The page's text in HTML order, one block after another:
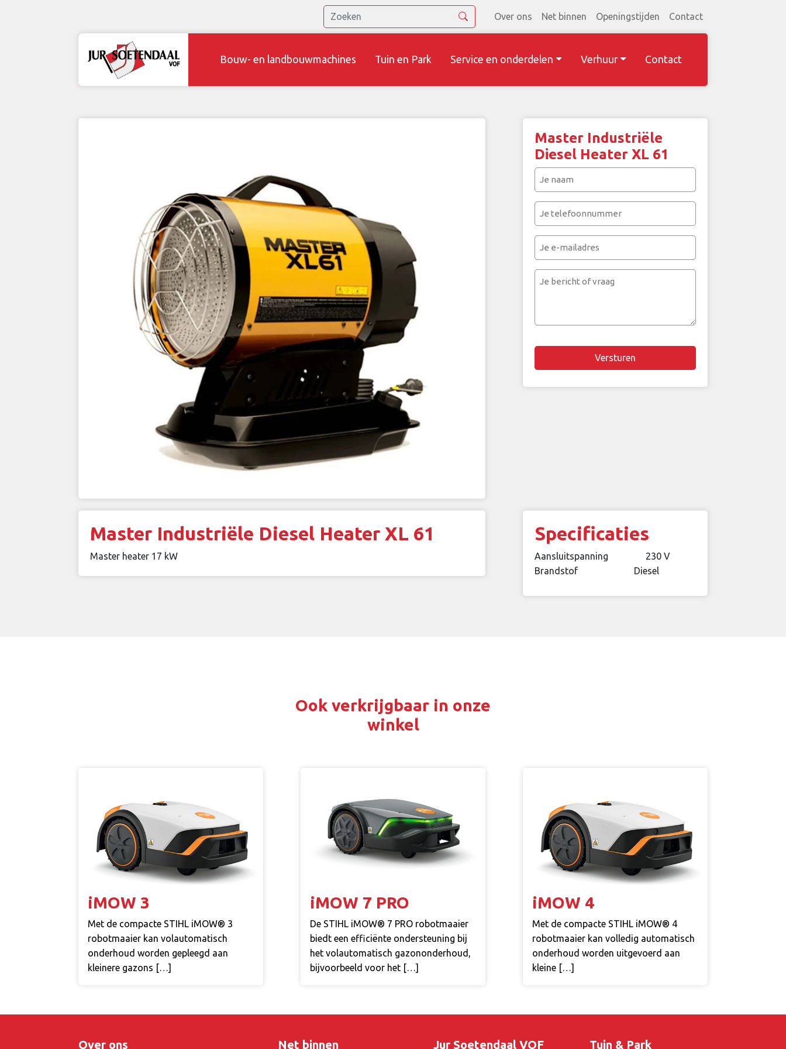
Over ons Net binnen Openingstijden Contact
Bouw- en landbouwmachines Tuin en Park Service en onderdelen Verhuur Contact
Master Industriële
Diesel Heater XL 61
naam
(Vereist)
telefoonnummer
(Vereist)
e-
mailadres
Chapta
Master Industriële Diesel Heater XL 61
Master heater 17 kW
Specificaties
Aansluitspanning
230 V
Brandstof
Diesel
Ook verkrijgbaar in onze
winkel
iMOW 3
Met de compacte STIHL iMOW® 3
robotmaaier kan volautomatisch
onderhoud worden gepleegd aan
kleinere gazons […]
iMOW 7 PRO
De STIHL iMOW® 7 PRO robotmaaier
biedt een efficiënte ondersteuning bij
het volautomatisch gazononderhoud,
bijvoorbeeld voor het […]
iMOW 4
Met de compacte STIHL iMOW® 4
robotmaaier kan volledig automatisch
onderhoud worden uitgevoerd aan
kleine […]
Over ons Net binnen Jur Soetendaal VOF Tuin & Park